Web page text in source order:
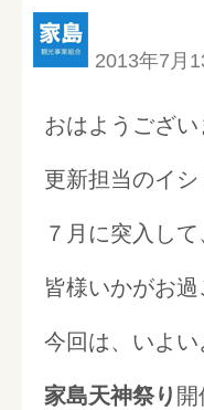
2013年7月
おはようござい
更新担当のイシ
７月に突入し
皆様いかがお
今回は、いよい
家島天神祭り 開